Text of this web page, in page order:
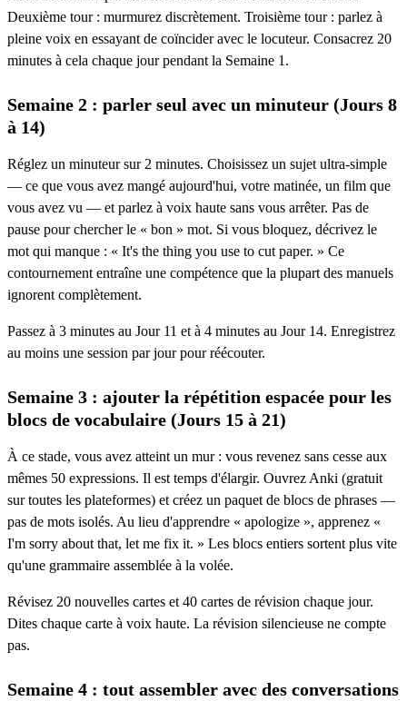
Deuxième tour : murmurez discrètement. Troisième tour : parlez à
pleine voix en essayant de coïncider avec le locuteur. Consacrez 20
minutes à cela chaque jour pendant la Semaine 1.
Semaine 2 : parler seul avec un minuteur (Jours 8
à 14)
Réglez un minuteur sur 2 minutes. Choisissez un sujet ultra-simple
— ce que vous avez mangé aujourd'hui, votre matinée, un film que
vous avez vu — et parlez à voix haute sans vous arrêter. Pas de
pause pour chercher le « bon » mot. Si vous bloquez, décrivez le
mot qui manque : « It's the thing you use to cut paper. » Ce
contournement entraîne une compétence que la plupart des manuels
ignorent complètement.
Passez à 3 minutes au Jour 11 et à 4 minutes au Jour 14. Enregistrez
au moins une session par jour pour réécouter.
Semaine 3 : ajouter la répétition espacée pour les
blocs de vocabulaire (Jours 15 à 21)
À ce stade, vous avez atteint un mur : vous revenez sans cesse aux
mêmes 50 expressions. Il est temps d'élargir. Ouvrez Anki (gratuit
sur toutes les plateformes) et créez un paquet de blocs de phrases —
pas de mots isolés. Au lieu d'apprendre « apologize », apprenez «
I'm sorry about that, let me fix it. » Les blocs entiers sortent plus vite
qu'une grammaire assemblée à la volée.
Révisez 20 nouvelles cartes et 40 cartes de révision chaque jour.
Dites chaque carte à voix haute. La révision silencieuse ne compte
pas.
Semaine 4 : tout assembler avec des conversations